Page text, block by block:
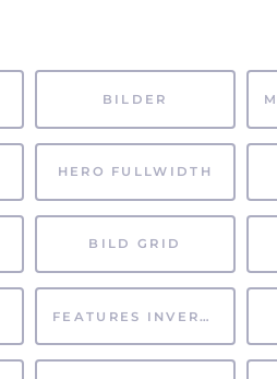
BILDER
HERO FULLWIDTH
BILD GRID
FEATURES INVERTIERT